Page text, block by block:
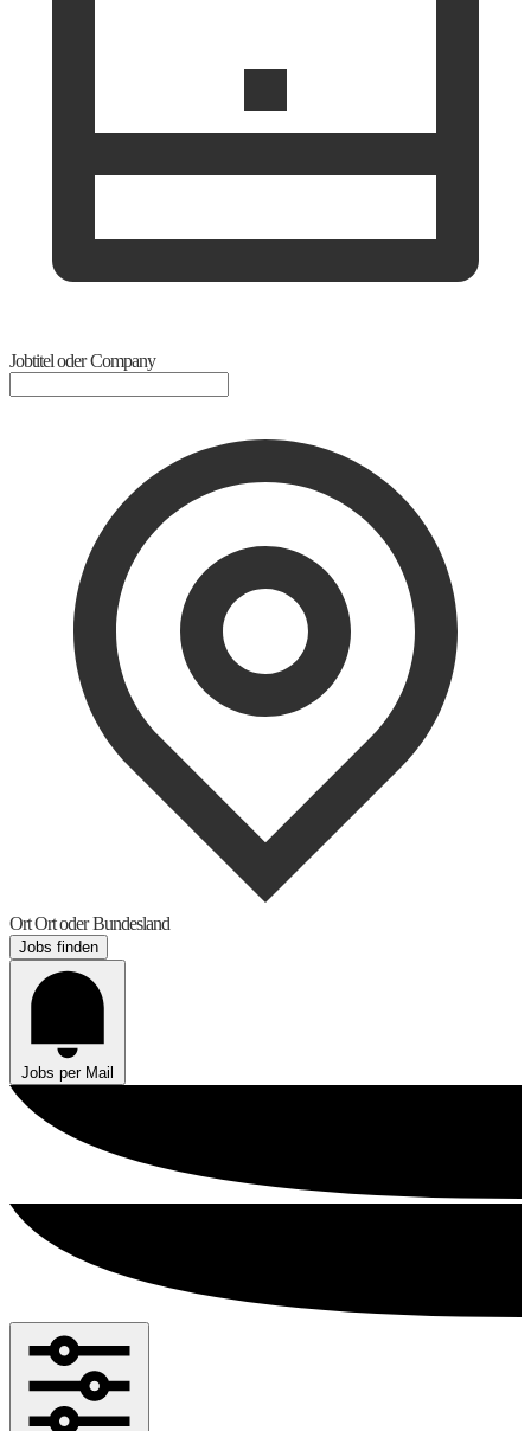
Jobtitel oder Company
OrtOrt oder Bundesland
Jobs finden
Jobs per Mail